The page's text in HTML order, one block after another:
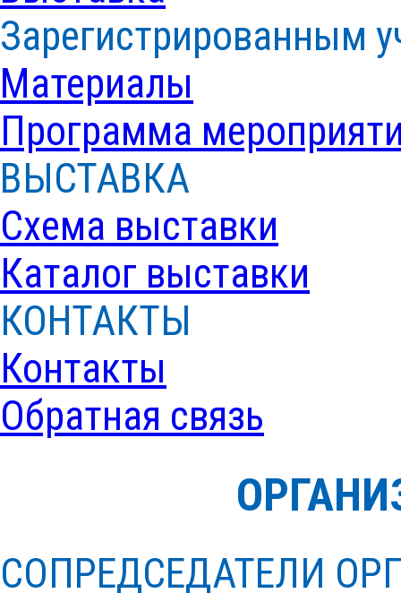
Зарегистрированным
Материалы
Программа
ВЫСТАВКА
Схема выставки
Каталог выставки
КОНТАКТЫ
Контакты
Обратная связь
СОПРЕДСЕДАТЕЛИ